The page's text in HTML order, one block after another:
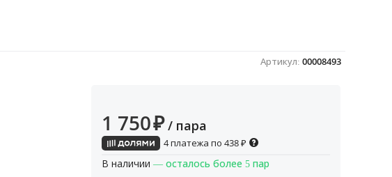
Артикул: 00008493
1 750₽ / пара
4 платежа по 438₽
В наличии — осталось более 5 пар